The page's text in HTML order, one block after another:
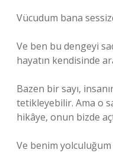
Vücudum bana
Ve ben bu dengeyi
hayatın kendisinde
Bazen bir sayı,
tetikleyebilir. Ama o
hikâye, onun bizde
Ve benim